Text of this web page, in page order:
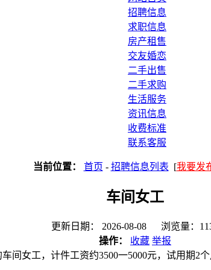
招聘信息
求职信息
房产租售
交友婚恋
二手出售
二手求购
生活服务
资讯信息
收费标准
联系客服
当前位置： 首页 - 招聘信息列表 [我要发
车间女工
更新日期： 2026-08-08 浏览量：
操作：
收藏 举报
间女工，计件工资约3500一5000元，试用期2